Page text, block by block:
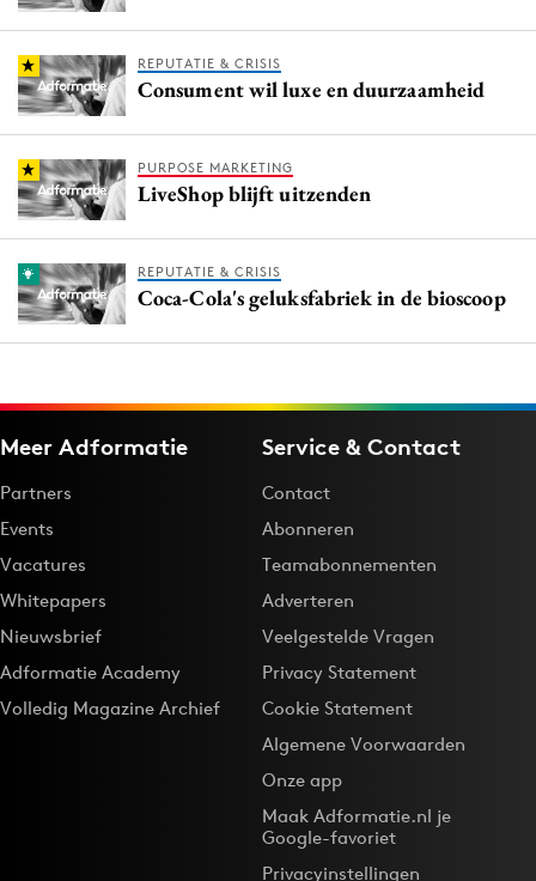
REPUTATIE & CRISIS
Consument wil luxe en duurzaamheid
PURPOSE MARKETING
LiveShop blijft uitzenden
REPUTATIE & CRISIS
Coca-Cola's geluksfabriek in de bioscoop
Meer Adformatie
Partners
Events
Vacatures
Whitepapers
Nieuwsbrief
Adformatie Academy
Volledig Magazine Archief
Service & Contact
Contact
Abonneren
Teamabonnementen
Adverteren
Veelgestelde Vragen
Privacy Statement
Cookie Statement
Algemene Voorwaarden
Onze app
Maak Adformatie.nl je
Google-favoriet
Privacyinstellingen